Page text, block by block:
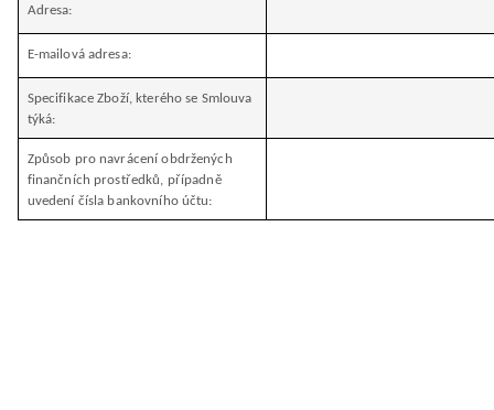
Adresa:
E-mailová adresa:
Specifikace Zboží, kterého se Smlouva
týká:
Způsob pro navrácení obdržených
finančních prostředků, případně
uvedení čísla bankovního účtu: